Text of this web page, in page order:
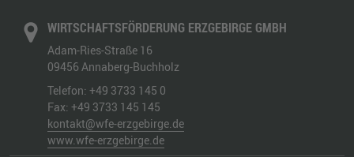
WIRTSCHAFTSFÖRDERUNG ERZGEBIRGE GMBH
Adam-Ries-Straße 16
09456 Annaberg-Buchholz
Telefon: +49 3733 145 0
Fax: +49 3733 145 145
kontakt@wfe-erzgebirge.de
www.wfe-erzgebirge.de